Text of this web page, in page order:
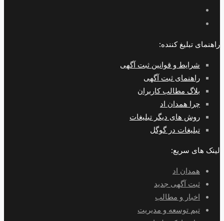
راهنمای تبلیغ کننده:
شرایط و قوانین ثبت آگهی
راهنمای ثبت آگهی
بلاگ مطالب کاربران
چرا همدان اد
روش های دیگر تبلیغات
تبلیغات در گوگل
لینک های سریع:
همدان اد
ثبت آگهی جدید
اخبار و مطالب
تیم توسعه و مدیریت